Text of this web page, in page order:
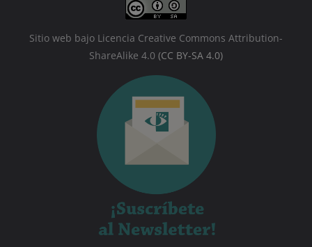
Sitio web bajo Licencia Creative Commons Attribution-
ShareAlike 4.0 (CC BY-SA 4.0)